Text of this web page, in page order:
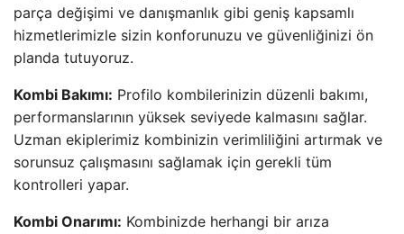
parça değişimi ve danışmanlık gibi geniş kapsamlı
hizmetlerimizle sizin konforunuzu ve güvenliğinizi ön
planda tutuyoruz.
Kombi Bakımı: Profilo kombilerinizin düzenli bakımı,
performanslarının yüksek seviyede kalmasını sağlar.
Uzman ekiplerimiz kombinizin verimliliğini artırmak ve
sorunsuz çalışmasını sağlamak için gerekli tüm
kontrolleri yapar.
Kombi Onarımı: Kombinizde herhangi bir arıza